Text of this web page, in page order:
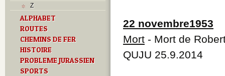
Z
ALPHABET
ROUTES
CHEMINS DE FER
HISTOIRE
PROBLEME JURASSIEN
SPORTS
22 novembre1953
Mort - Mort de
QUJU 25.9.2014